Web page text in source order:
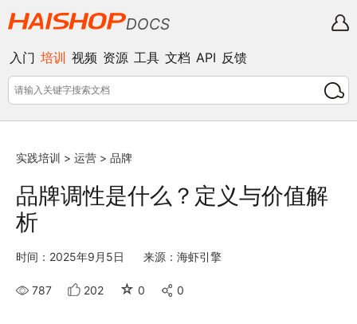
DOCS
入门 培训 视频 资源 工具 文档 API 反馈
实践培训 > 运营 > 品牌
品牌调性是什么？定义与价值解
析
时间：2025年9月5日 来源：海虾引擎
787 202 ☆ 0 0